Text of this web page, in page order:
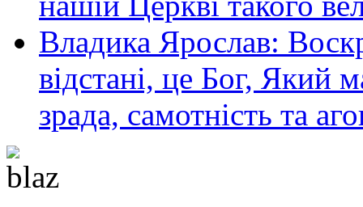
Владика Ярослав:
відстані, це Бог, Який
зрада, самотність та